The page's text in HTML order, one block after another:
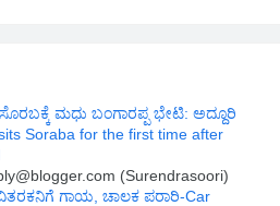
ಮಧು ಬಂಗಾರಪ್ಪ ಭೇಟಿ: ಅದ್ದೂರಿ
Soraba for the first time after
(Surendrasoori)
ವಿತರಕನಿಗೆ ಗಾಯ, ಚಾಲಕ ಪರಾರಿ-Car